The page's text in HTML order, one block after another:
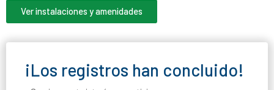
Ver instalaciones y amenidades
¡Los registros han concluido!